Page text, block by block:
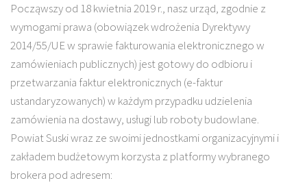
Począwszy od 18 kwietnia 2019 r., nasz urząd, zgodnie z
wymogami prawa (obowiązek wdrożenia Dyrektywy
2014/55/UE w sprawie fakturowania elektronicznego w
zamówieniach publicznych) jest gotowy do odbioru i
przetwarzania faktur elektronicznych (e-faktur
ustandaryzowanych) w każdym przypadku udzielenia
zamówienia na dostawy, usługi lub roboty budowlane.
Powiat Suski wraz ze swoimi jednostkami organizacyjnymi i
zakładem budżetowym korzysta z platformy wybranego
brokera pod adresem: